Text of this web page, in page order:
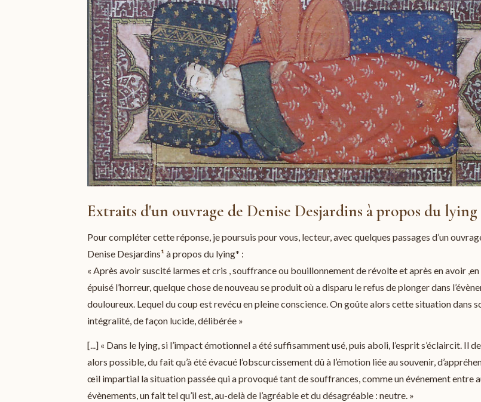
Extraits d'un ouvrage de Denise Desjardins à propos du lying
Pour compléter cette réponse, je poursuis pour vous, lecteur, avec quelques passages d’un
Denise Desjardins¹ à propos du lying* :
« Après avoir suscité larmes et cris , souffrance ou bouillonnement de révolte et après en avoir ,en
épuisé l’horreur, quelque chose de nouveau se produit où a disparu le refus de plonger dans
douloureux. Lequel du coup est revécu en pleine conscience. On goûte alors cette situation dans
intégralité, de façon lucide, délibérée »
[...] « Dans le lying, si l’impact émotionnel a été suffisamment usé, puis aboli, l’esprit s’éclaircit. Il
alors possible, du fait qu’à été évacué l’obscurcissement dû à l’émotion liée au souvenir,
œil impartial la situation passée qui a provoqué tant de souffrances, comme un événement entre
évènements, un fait tel qu’il est, au-delà de l’agréable et du désagréable : neutre. »